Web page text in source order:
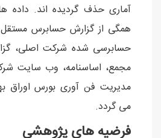
آماری حذف گردیده اند. داده
همگی از گزارش حسابرس
حسابرسی شده شرکت اصلی،
مجمع، اساسنامه، وب سایت
مدیریت فن آوری بورس اوراق
می گردد.
فرضیه های پژوهشی